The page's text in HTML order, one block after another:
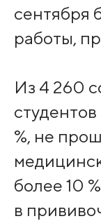
сентября
работы,
Из 4 260
%, не
более 10
в